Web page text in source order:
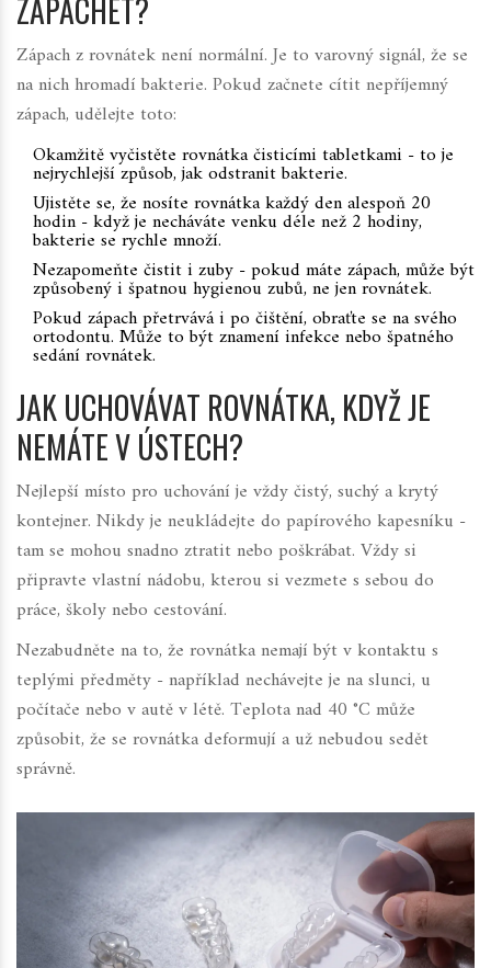
ZÁPACHET?
Zápach z rovnátek není normální. Je to varovný signál, že se
na nich hromadí bakterie. Pokud začnete cítit nepříjemný
zápach, udělejte toto:
Okamžitě vyčistěte rovnátka čisticími tabletkami - to je
nejrychlejší způsob, jak odstranit bakterie.
Ujistěte se, že nosíte rovnátka každý den alespoň 20
hodin - když je necháváte venku déle než 2 hodiny,
bakterie se rychle množí.
Nezapomeňte čistit i zuby - pokud máte zápach, může být
způsobený i špatnou hygienou zubů, ne jen rovnátek.
Pokud zápach přetrvává i po čištění, obraťte se na svého
ortodontu. Může to být znamení infekce nebo špatného
sedání rovnátek.
JAK UCHOVÁVAT ROVNÁTKA, KDYŽ JE
NEMÁTE V ÚSTECH?
Nejlepší místo pro uchování je vždy čistý, suchý a krytý
kontejner. Nikdy je neukládejte do papírového kapesníku -
tam se mohou snadno ztratit nebo poškrábat. Vždy si
připravte vlastní nádobu, kterou si vezmete s sebou do
práce, školy nebo cestování.
Nezabudněte na to, že rovnátka nemají být v kontaktu s
teplými předměty - například nechávejte je na slunci, u
počítače nebo v autě v létě. Teplota nad 40 °C může
způsobit, že se rovnátka deformují a už nebudou sedět
správně.